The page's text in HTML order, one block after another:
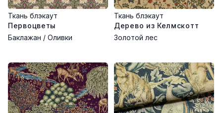
Ткань блэкаут
Первоцветы
Баклажан / Оливки
Ткань блэкаут
Дерево из Келмскотт
Золотой лес